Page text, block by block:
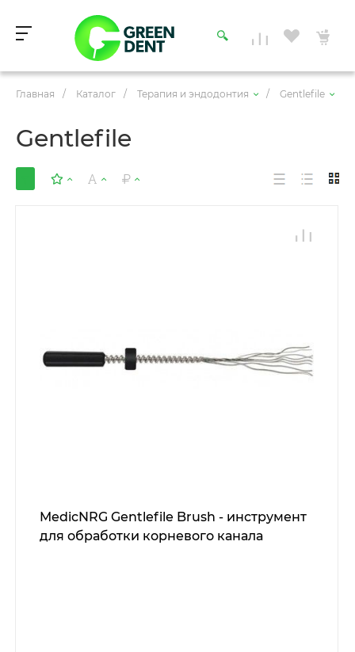
Главная / Каталог / Терапия и эндодонтия / Gentlefile
Gentlefile
MedicNRG Gentlefile Brush - инструмент
для обработки корневого канала